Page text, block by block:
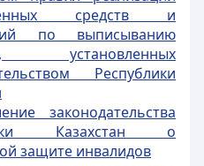
средств и
по выписыванию
установленных
Республики
законодательства
Казахстан о
защите инвалидов